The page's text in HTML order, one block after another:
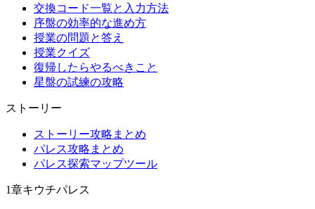
交換コード一覧と入力方法
序盤の効率的な進め方
授業の問題と答え
授業クイズ
復帰したらやるべきこと
星盤の試練の攻略
ストーリー
ストーリー攻略まとめ
パレス攻略まとめ
パレス探索マップツール
1章キウチパレス